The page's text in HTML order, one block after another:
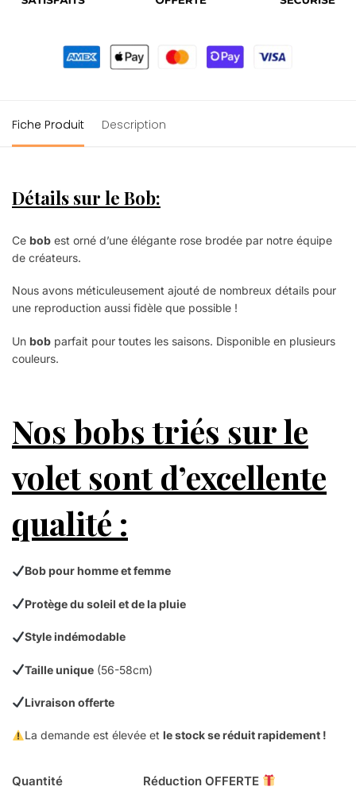
Fiche Produit Description
Détails sur le Bob:
Ce bob est orné d’une élégante rose brodée par notre équipe
de créateurs.
Nous avons méticuleusement ajouté de nombreux détails pour
une reproduction aussi fidèle que possible !
Un bob parfait pour toutes les saisons. Disponible en plusieurs
couleurs.
Nos bobs triés sur le
volet sont d’excellente
qualité :
Bob pour homme et femme
Protège du soleil et de la pluie
Style indémodable
Taille unique(56-58cm)
Livraison offerte
La demande est élevée et le stock se réduit rapidement !
Quantité Réduction OFFERTE